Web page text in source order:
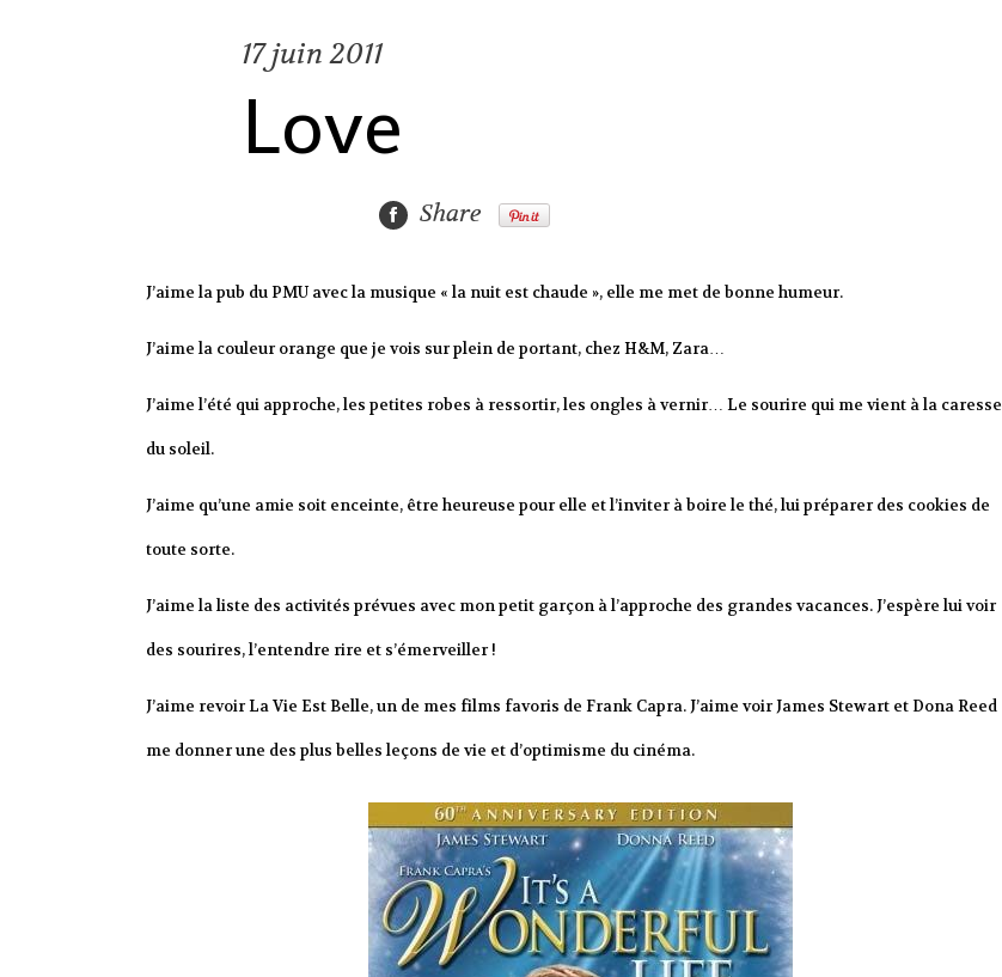
17 juin 2011
Love
Share
J’aime la pub du PMU avec la musique « la nuit est chaude », elle me met de bonne humeur.
J’aime la couleur orange que je vois sur plein de portant, chez H&M, Zara…
J’aime l’été qui approche, les petites robes à ressortir, les ongles à vernir… Le sourire qui me vient à la caresse
du soleil.
J’aime qu’une amie soit enceinte, être heureuse pour elle et l’inviter à boire le thé, lui préparer des cookies de
toute sorte.
J’aime la liste des activités prévues avec mon petit garçon à l’approche des grandes vacances. J’espère lui voir
des sourires, l’entendre rire et s’émerveiller !
J’aime revoir La Vie Est Belle, un de mes films favoris de Frank Capra. J’aime voir James Stewart et Dona Reed
me donner une des plus belles leçons de vie et d’optimisme du cinéma.